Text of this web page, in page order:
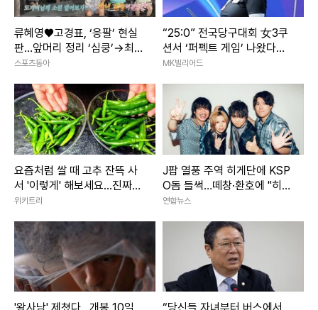
류혜영♥고경표, ‘응팔’ 현실
판…앞머리 정리 ‘심쿵’→최고
7.8% (나혼산)
스포츠동아
“25:0” 전국당구대회 女3쿠
션서 ‘퍼펙트 게임’ 나왔다…
국내1위 박세정, 황령인에 완
MK빌리어드
요즘처럼 쌀 때 고추 잔뜩 사
서 '이렇게' 해보세요...진짜
'밥도둑'이라 인정합니다
위키트리
J팝 열풍 주역 히게단에 KSP
O돔 들썩…떼창·환호에 "히게
야호"
연합뉴스